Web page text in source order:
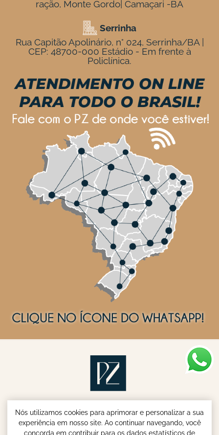
ração, Monte Gordo| Camaçari -BA
Serrinha
Rua Capitão Apolinário, n° 024, Serrinha/BA |
CEP: 48700-000 Estádio - Em frente à
Policlínica.
Nós utilizamos cookies para aprimorar e personalizar a sua
experiência em nosso site. Ao continuar navegando, você
concorda em contribuir para os dados estatísticos de